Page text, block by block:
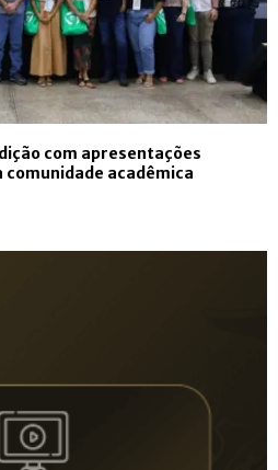
com apresentações
acadêmica